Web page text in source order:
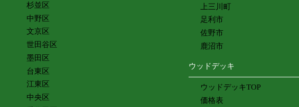
杉並区
中野区
文京区
世田谷区
墨田区
台東区
江東区
中央区
上三川町
足利市
佐野市
鹿沼市
ウッドデッキ
ウッドデッキTOP
価格表